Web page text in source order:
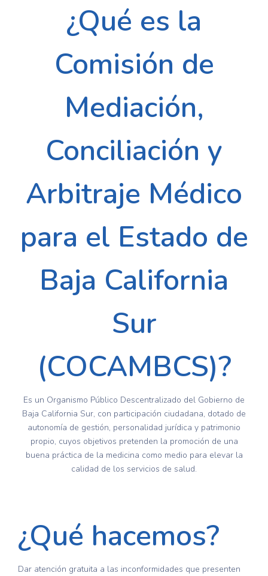
¿Qué es la
Comisión de
Mediación,
Conciliación y
Arbitraje Médico
para el Estado de
Baja California
Sur
(COCAMBCS)?
Es un Organismo Público Descentralizado del Gobierno de
Baja California Sur, con participación ciudadana, dotado de
autonomía de gestión, personalidad jurídica y patrimonio
propio, cuyos objetivos pretenden la promoción de una
buena práctica de la medicina como medio para elevar la
calidad de los servicios de salud.
¿Qué hacemos?
Dar atención gratuita a las inconformidades que presenten